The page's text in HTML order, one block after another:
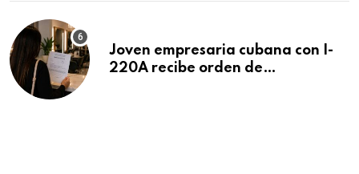
Joven empresaria cubana con I-
220A recibe orden de